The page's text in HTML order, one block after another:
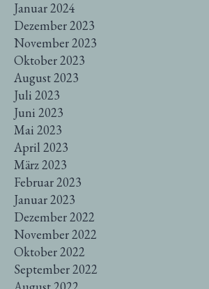
Januar 2024
Dezember 2023
November 2023
Oktober 2023
August 2023
Juli 2023
Juni 2023
Mai 2023
April 2023
März 2023
Februar 2023
Januar 2023
Dezember 2022
November 2022
Oktober 2022
September 2022